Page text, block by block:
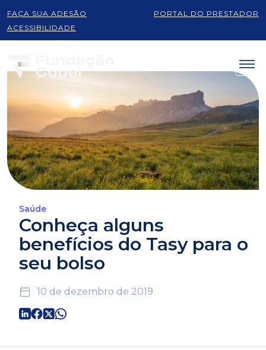
FAÇA SUA ADESÃO
PORTAL DO PRESTADOR
ACESSIBILIDADE
Saúde
Conheça alguns
benefícios do Tasy para o
seu bolso
10 de dezembro de 2019